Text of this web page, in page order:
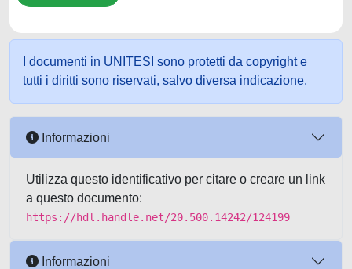
I documenti in UNITESI sono protetti da copyright e
tutti i diritti sono riservati, salvo diversa indicazione.
Informazioni
Utilizza questo identificativo per citare o creare un link
a questo documento:
https://hdl.handle.net/20.500.14242/124199
Informazioni